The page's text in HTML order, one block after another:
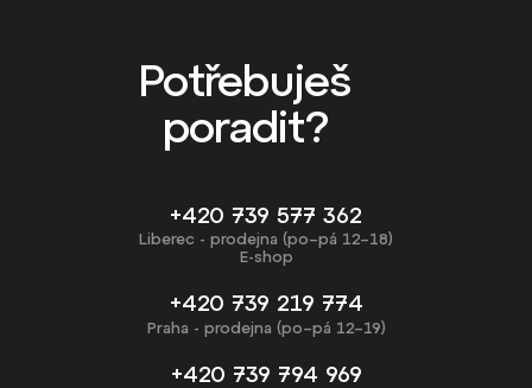
Potřebuješ
poradit?
+420 739 577 362
Liberec - prodejna (po–pá 12–18)
E-shop
+420 739 219 774
Praha - prodejna (po–pá 12–19)
+420 739 794 969